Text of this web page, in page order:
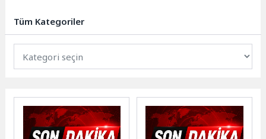
Tüm Kategoriler